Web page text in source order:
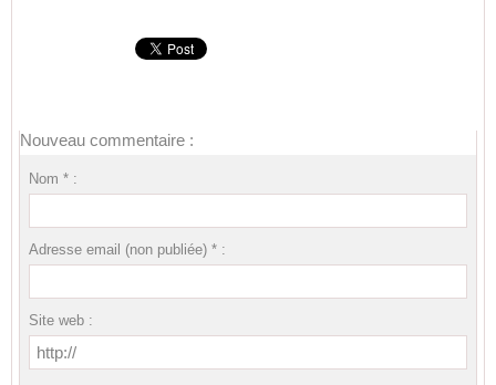
Nouveau commentaire :
Nom * :
Adresse email (non publiée) * :
Site web :